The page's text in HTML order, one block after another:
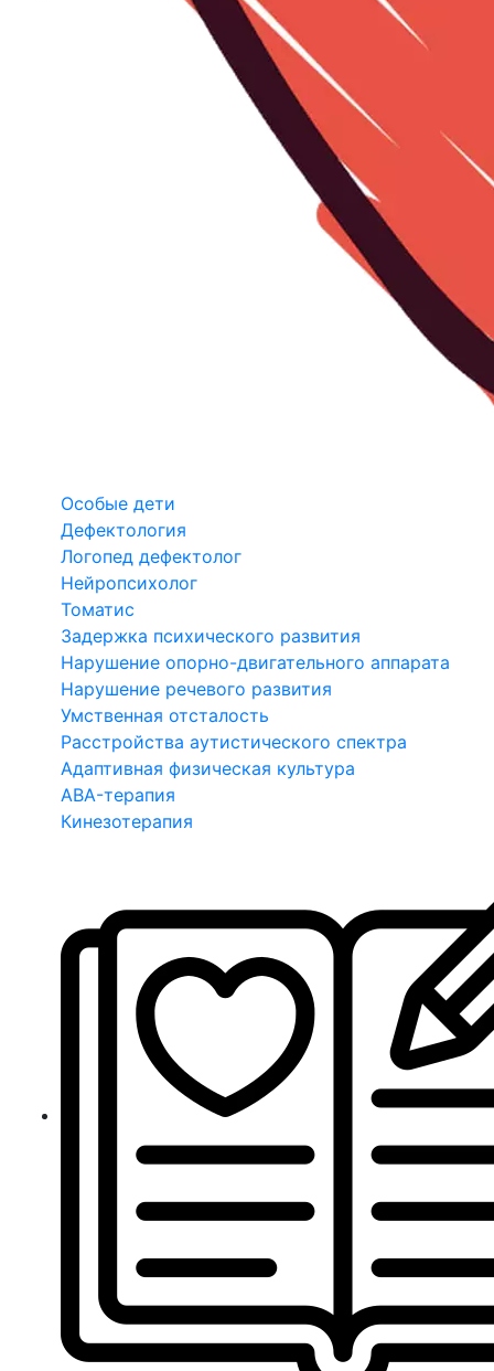
Особые дети
Дефектология
Логопед дефектолог
Нейропсихолог
Томатис
Задержка психического развития
Нарушение опорно-двигательного аппарата
Нарушение речевого развития
Умственная отсталость
Расстройства аутистического спектра
Адаптивная физическая культура
ABA-терапия
Кинезотерапия